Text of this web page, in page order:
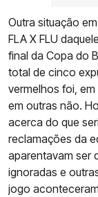
Outra situação
FLA X FLU
final da Copa do
total de cinco
vermelhos foi,
em outras não.
acerca do que
reclamações da
aparentavam ser
ignoradas e
jogo